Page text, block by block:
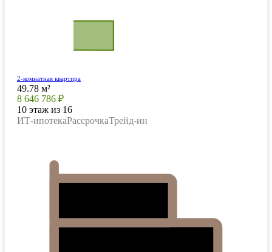
2-комнатная квартира
49.78 м²
8 646 786 ₽
10 этаж из 16
ИТ-ипотекаРассрочкаТрейд-ин